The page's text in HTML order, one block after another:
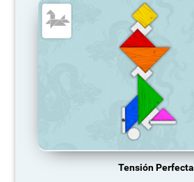
Tensión Perfecta